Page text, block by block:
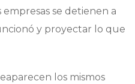
se detienen a
y proyectar lo que
los mismos